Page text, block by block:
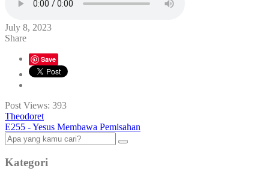
July 8, 2023
Share
Save
Post Views: 393
Theodoret
E255 - Yesus Membawa Pemisahan
Kategori